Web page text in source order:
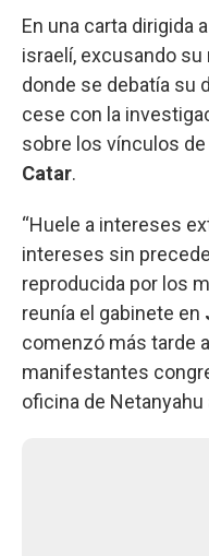
En una carta dirigida
israelí, excusando
donde se debatía su
cese con la
sobre los vínculos de
Catar.
“Huele a intereses
intereses sin
reproducida por los
reunía el gabinete en
comenzó más tarde
manifestantes
oficina de